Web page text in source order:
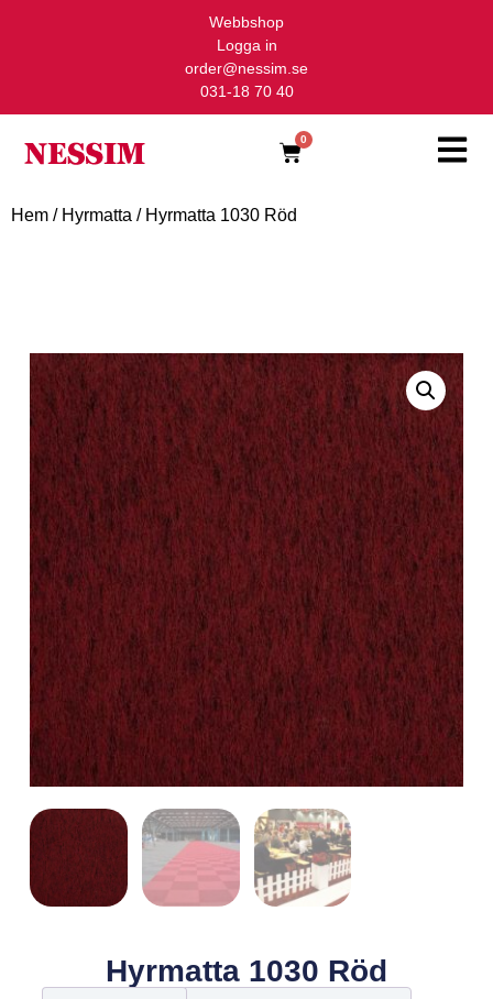
Webbshop
Logga in
order@nessim.se
031-18 70 40
0
Hem / Hyrmatta / Hyrmatta 1030 Röd
Hyrmatta 1030 Röd